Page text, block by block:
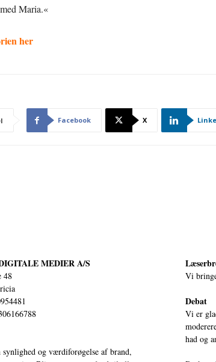
Maria.«
her
Facebook X
MEDIER A/S
48
og værdiforøgelse af brand,
Vi
Debat
Vi er
had og